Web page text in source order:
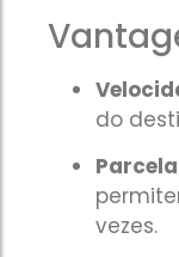
do
vezes.